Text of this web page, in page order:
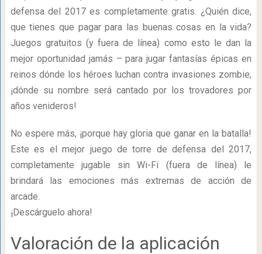
defensa del 2017 es completamente gratis. ¿Quién dice,
que tienes que pagar para las buenas cosas en la vida?
Juegos gratuitos (y fuera de línea) como esto le dan la
mejor oportunidad jamás – para jugar fantasías épicas en
reinos dónde los héroes luchan contra invasiones zombie,
¡dónde su nombre será cantado por los trovadores por
años venideros!
No espere más, ¡porque hay gloria que ganar en la batalla!
Este es el mejor juego de torre de defensa del 2017,
completamente jugable sin Wi-Fi (fuera de línea) le
brindará las emociones más extremas de acción de
arcade.
¡Descárguelo ahora!
Valoración de la aplicación